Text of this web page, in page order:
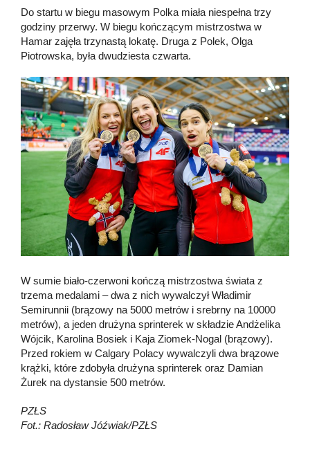
Do startu w biegu masowym Polka miała niespełna trzy
godziny przerwy. W biegu kończącym mistrzostwa w
Hamar zajęła trzynastą lokatę. Druga z Polek, Olga
Piotrowska, była dwudziesta czwarta.
W sumie biało-czerwoni kończą mistrzostwa świata z
trzema medalami – dwa z nich wywalczył Władimir
Semirunnii (brązowy na 5000 metrów i srebrny na 10000
metrów), a jeden drużyna sprinterek w składzie Andżelika
Wójcik, Karolina Bosiek i Kaja Ziomek-Nogal (brązowy).
Przed rokiem w Calgary Polacy wywalczyli dwa brązowe
krążki, które zdobyła drużyna sprinterek oraz Damian
Żurek na dystansie 500 metrów.
PZŁS
Fot.: Radosław Jóźwiak/PZŁS